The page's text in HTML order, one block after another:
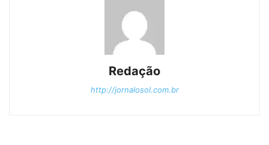
Redação
http://jornalosol.com.br